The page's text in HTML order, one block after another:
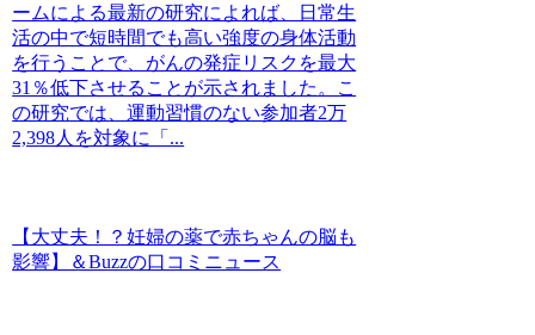
ームによる最新の研究によれば、日常生
活の中で短時間でも高い強度の身体活動
を行うことで、がんの発症リスクを最大
31％低下させることが示されました。こ
の研究では、運動習慣のない参加者2万
2,398人を対象に「...
【大丈夫！？妊婦の薬で赤ちゃんの脳も
影響】＆Buzzの口コミニュース